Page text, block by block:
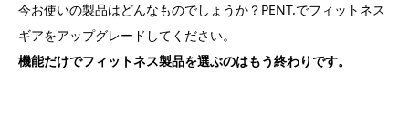
今お使いの製品はどんなものでしょうか？PENT.でフィットネス
ギアをアップグレードしてください。
機能だけでフィットネス製品を選ぶのはもう終わりです。